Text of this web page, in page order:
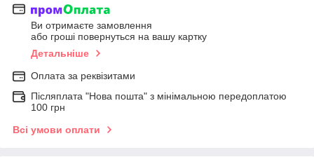
Ви отримаєте замовлення
або гроші повернуться на вашу картку
Детальніше
Оплата за реквізитами
Післяплата "Нова пошта" з мінімальною передоплатою
100 грн
Всі умови оплати